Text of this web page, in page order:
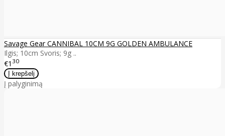
Savage Gear CANNIBAL 10CM 9G GOLDEN AMBULANCE
Ilgis; 10cm Svoris; 9g ..
€1 30
Į palyginimą